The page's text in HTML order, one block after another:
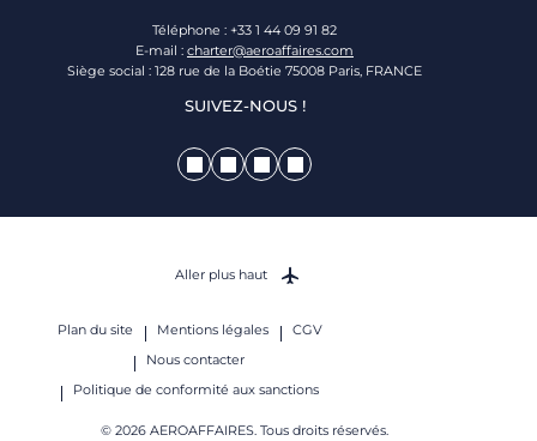
Téléphone : +33 1 44 09 91 82
E-mail : charter@aeroaffaires.com
Siège social : 128 rue de la Boétie 75008 Paris, FRANCE
SUIVEZ-NOUS !
Plan du site Mentions légales
CGV
Nous contacter
Politique de conformité aux sanctions
© 2026 AEROAFFAIRES. Tous droits réservés.
Aller plus haut